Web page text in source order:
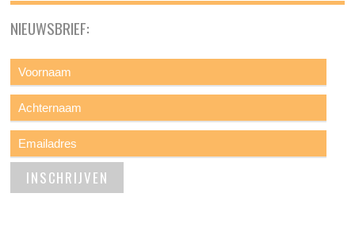
NIEUWSBRIEF: